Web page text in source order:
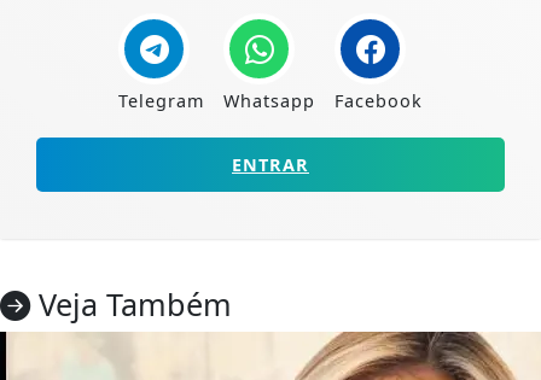
Telegram Whatsapp Facebook
ENTRAR
Veja Também